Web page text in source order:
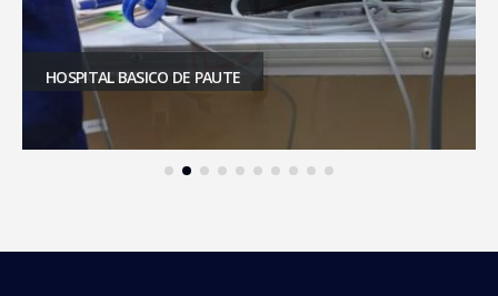
HOSPITAL BASICO DE PAUTE
SOLCA – CUENCA